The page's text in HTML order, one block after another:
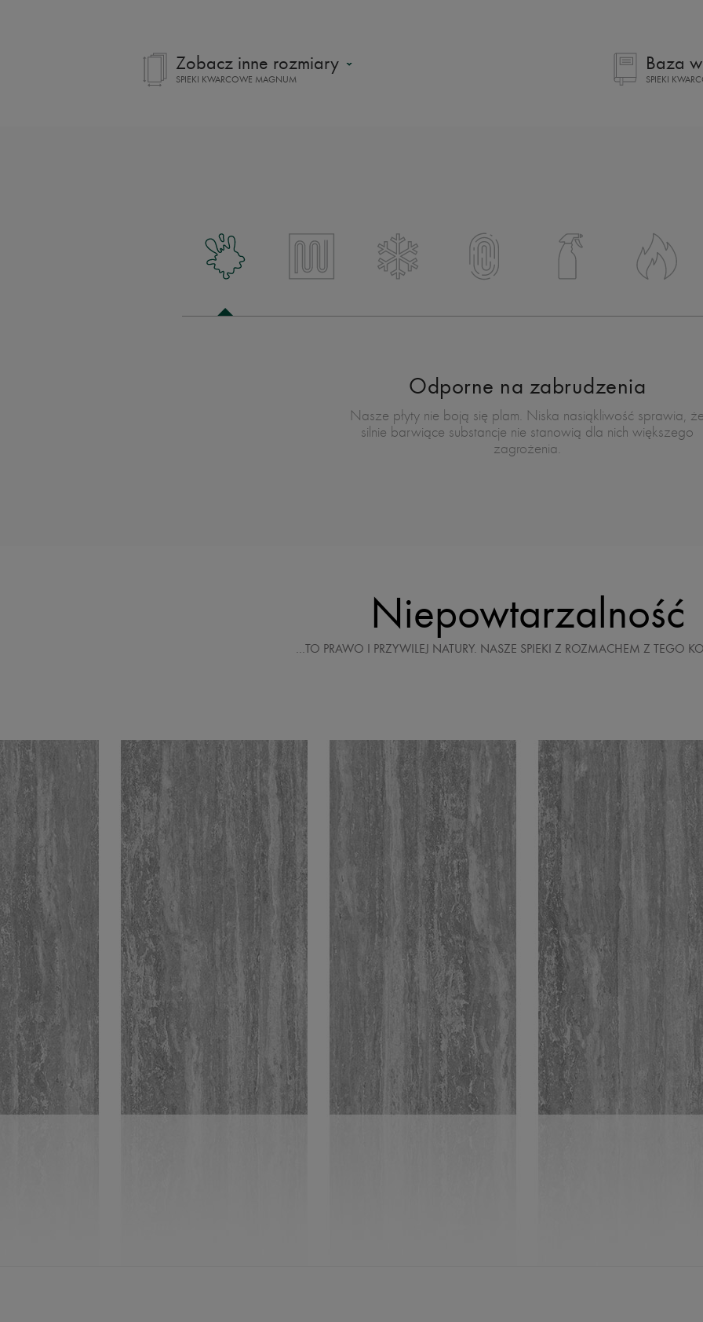
Zobacz inne rozmiary
SPIEKI KWARCOWE MAGNUM
Baza
SPIEKI
Odporne na zabrudzenia
Nasze płyty nie boją się plam. Niska nasiąkliwość sprawia,
silnie barwiące substancje nie stanowią dla nich większego
zagrożenia.
Niepowtarzalność
…TO PRAWO I PRZYWILEJ NATURY. NASZE SPIEKI Z ROZMACHEM Z TEGO